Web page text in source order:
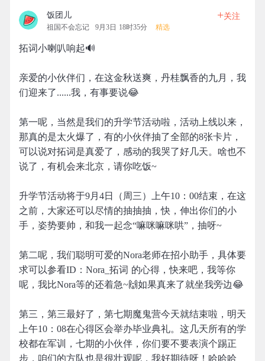
饭团儿
祖国不会忘记 9月3日 18时35分 精选
+关注
拓词小喇叭响起🔊
亲爱的小伙伴们，在这金秋送爽，丹桂飘香的九月，我
们迎来了......我，有事要说😂
第一呢，当然是我们的升学节活动啦，活动上线以来，
那真的是太火爆了，有的小伙伴抽了全部的8张卡片，
可以说对拓词是真爱了，感动的我哭了好几天。啥也不
说了，有机会来北京，请你吃饭~
升学节活动将于9月4日（周三）上午10：00结束，在这
之前，大家还可以尽情的抽抽抽，快，伸出你们的小
手，姿势要帅，和我一起念“嘛咪嘛咪哄”，抽呀~
第二呢，我们聪明可爱的Nora老师在招小助手，具体要
求可以参看ID：Nora_拓词 的心得，快来吧，我等你
呢，我比Nora等的还着急~🙌如果真来了就坐我旁边😂
第三，第三最好了，第七期魔鬼营今天就结束啦，明天
上午10：08在心得区会举办毕业典礼。这几天所有的学
校都在军训，七期的小伙伴，你们要不要表演个踢正
步，咱们的方队也是很壮观呢，我好期待呀！哈哈哈